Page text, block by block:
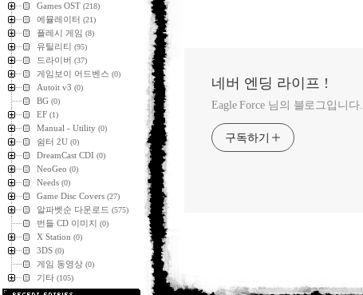
Games OST (218)
에뮬레이터 (21)
플레시 게임 (8)
유틸리티 (95)
드라이버 (37)
게임보이 어드벤스 (0)
Autoit v3 (0)
BG (0)
EF (1)
Manual - Utility (0)
쉼터 2U (0)
DreamCast CDI (0)
NeoGeo (0)
Needs (0)
Game Disc Covers (27)
알파벳순 다운로드 (575)
번들 CD 이미지 (0)
X Station (0)
3DS (0)
게임 동영상 (0)
기타 (105)
네버 엔딩 라이프 !
Eagle Force 님의 블로그입니다.
구독하기